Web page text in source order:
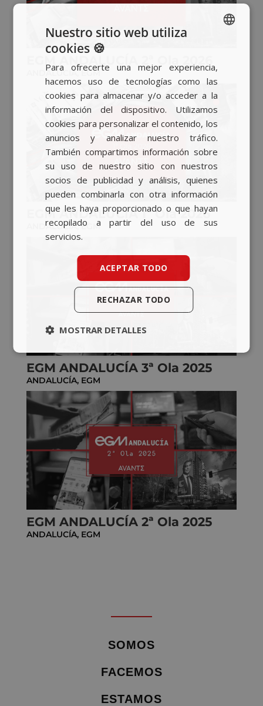
ANDALUCÍA, EGM
EGM ANDALUCÍA 1ª Ola 2026
ANDALUCÍA,EGM
EGM ANDALUCÍA 3ª Ola 2025
ANDALUCÍA, EGM
EGM ANDALUCÍA 2ª Ola 2025
ANDALUCÍA, EGM
SOMOS
FACEMOS
ESTAMOS
BASQUE
ENGLISH
Nuestro sitio web utiliza
cookies 🍪
Para ofrecerte una mejor experiencia,
hacemos uso de tecnologías como las
cookies para almacenar y/o acceder a la
información del dispositivo. Utilizamos
cookies para personalizar el contenido, los
anuncios y analizar nuestro tráfico.
También compartimos información sobre
su uso de nuestro sitio con nuestros
socios de publicidad y análisis, quienes
pueden combinarla con otra información
que les haya proporcionado o que hayan
recopilado a partir del uso de sus
servicios.
ACEPTAR TODO
RECHAZAR TODO
MOSTRAR DETALLES